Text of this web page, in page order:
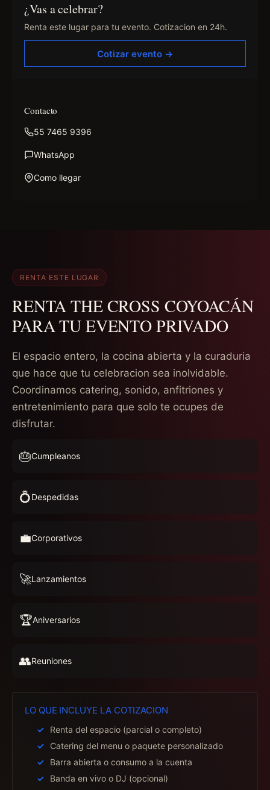
¿Vas a celebrar?
Renta este lugar para tu evento. Cotizacion en 24h.
Cotizar evento →
Contacto
55 7465 9396
WhatsApp
Como llegar
RENTA ESTE LUGAR
RENTA THE CROSS COYOACÁN
PARA TU EVENTO PRIVADO
El espacio entero, la cocina abierta y la curaduria
que hace que tu celebracion sea inolvidable.
Coordinamos catering, sonido, anfitriones y
entretenimiento para que solo te ocupes de
disfrutar.
🎂Cumpleanos
💍Despedidas
💼Corporativos
🚀Lanzamientos
🏆Aniversarios
👥Reuniones
LO QUE INCLUYE LA COTIZACION
Renta del espacio (parcial o completo)
Catering del menu o paquete personalizado
Barra abierta o consumo a la cuenta
Banda en vivo o DJ (opcional)